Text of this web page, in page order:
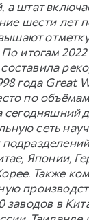
а штат
шести лет
итогам
года Great
по
сегодняшний
сеть
Японии,
Также
заводов в